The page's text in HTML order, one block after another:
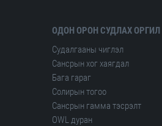
ОДОН ОРОН СУДЛАХ ОРГИЛ
Судалгааны чиглэл
Сансрын хог хаягдал
Бага гараг
Солирын тогоо
Сансрын гамма тэсрэлт
OWL дуран